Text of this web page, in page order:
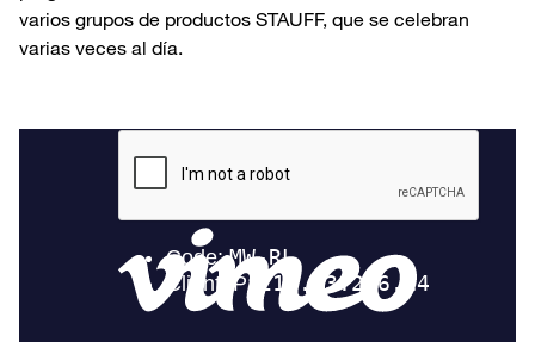
varios grupos de productos STAUFF, que se celebran
varias veces al día.